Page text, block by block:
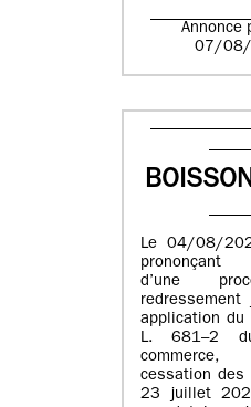
Annonce
07/
Le 04/08/
prononçant
d’une
redressement
application du
L. 681–2
cessation des
23 juillet